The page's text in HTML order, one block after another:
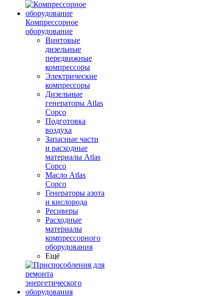
Компрессорное
оборудование
Винтовые
дизельные
передвижные
компрессоры
Электрические
компрессоры
Дизельные
генераторы Atlas
Copco
Подготовка
воздуха
Запасные части
и расходные
материалы Atlas
Copco
Масло Atlas
Copco
Генераторы азота
и кислорода
Ресиверы
Расходные
материалы
компрессорного
оборудования
Ещё